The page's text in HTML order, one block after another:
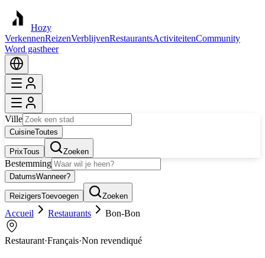
Hozy
VerkennenReizenVerblijvenRestaurantsActiviteitenCommunity
Word gastheer
Ville
CuisineToutes
PrixTous Zoeken
Bestemming
DatumsWanneer?
ReizigersToevoegen Zoeken
Accueil Restaurants Bon-Bon
Restaurant·Français·Non revendiqué